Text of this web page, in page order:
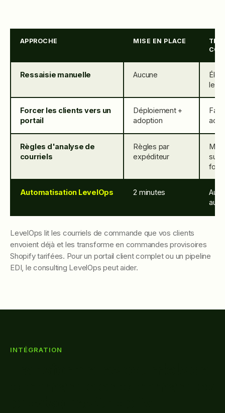
APPROCHE MISE EN PLACE
Ressaisie manuelle Aucune
le
Forcer les clients vers un
portail
Déploiement +
adoption
Règles d'analyse de
courriels
Règles par
expéditeur
sur
Automatisation LevelOps 2 minutes
LevelOps lit les courriels de commande que vos clients
envoient déjà et les transforme en commandes provisoires
Shopify tarifées. Pour un portail client complet ou un pipeline
EDI, le consulting LevelOps peut aider.
INTÉGRATION